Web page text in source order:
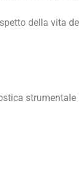
della vita